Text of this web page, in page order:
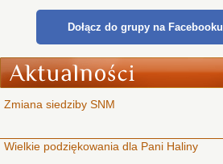
Dołącz do grupy na Facebooku
Zmiana siedziby SNM
Wielkie podziękowania dla Pani Haliny